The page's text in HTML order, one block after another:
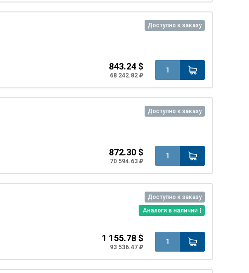
Доступно к заказу
843.24 $
68 242.82 ₽
Доступно к заказу
872.30 $
70 594.63 ₽
Доступно к заказу
Аналоги в наличии
1 155.78 $
93 536.47 ₽